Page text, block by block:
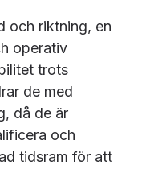
och riktning, en
operativ
trots
de med
då de är
och
tidsram för att